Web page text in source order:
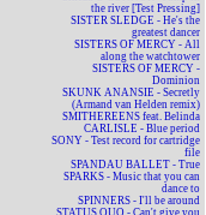
the river [Test Pressing]
SISTER SLEDGE - He's the
greatest dancer
SISTERS OF MERCY - All
along the watchtower
SISTERS OF MERCY -
Dominion
SKUNK ANANSIE - Secretly
(Armand van Helden remix)
SMITHEREENS feat. Belinda
CARLISLE - Blue period
SONY - Test record for cartridge
file
SPANDAU BALLET - True
SPARKS - Music that you can
dance to
SPINNERS - I'll be around
STATUS QUO - Can't give you